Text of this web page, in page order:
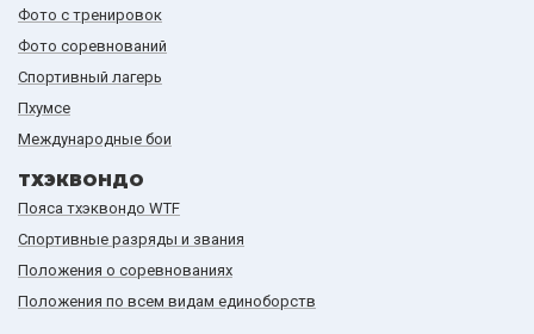
Фото с тренировок
Фото соревнований
Спортивный лагерь
Пхумсе
Международные бои
ТХЭКВОНДО
Пояса тхэквондо WTF
Спортивные разряды и звания
Положения о соревнованиях
Положения по всем видам единоборств